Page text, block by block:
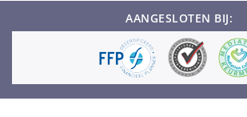
AANGESLOTEN BIJ: